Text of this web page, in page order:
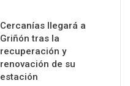
Cercanías llegará a
Griñón tras la
recuperación y
renovación de su
estación